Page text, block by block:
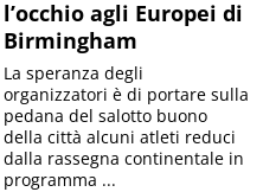
l’occhio agli Europei di
Birmingham
La speranza degli
organizzatori è di portare sulla
pedana del salotto buono
della città alcuni atleti reduci
dalla rassegna continentale in
programma ...